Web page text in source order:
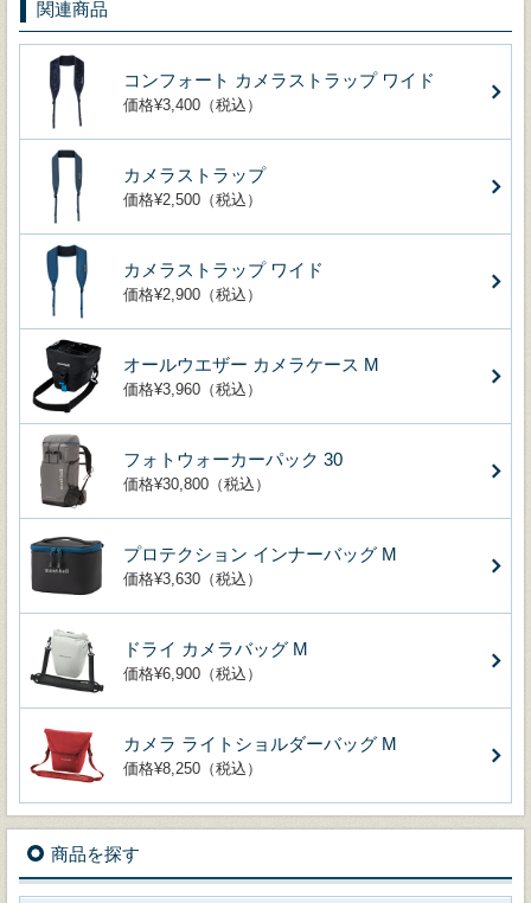
関連商品
コンフォート カメラストラップ ワイド
価格¥3,400（税込）
カメラストラップ
価格¥2,500（税込）
カメラストラップ ワイド
価格¥2,900（税込）
オールウエザー カメラケース M
価格¥3,960（税込）
フォトウォーカーパック 30
価格¥30,800（税込）
プロテクション インナーバッグ M
価格¥3,630（税込）
ドライ カメラバッグ M
価格¥6,900（税込）
カメラ ライトショルダーバッグ M
価格¥8,250（税込）
商品を探す